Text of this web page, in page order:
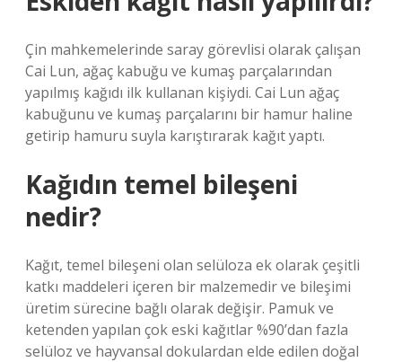
Çin mahkemelerinde saray görevlisi olarak çalışan
Cai Lun, ağaç kabuğu ve kumaş parçalarından
yapılmış kağıdı ilk kullanan kişiydi. Cai Lun ağaç
kabuğunu ve kumaş parçalarını bir hamur haline
getirip hamuru suyla karıştırarak kağıt yaptı.
Kağıdın temel bileşeni
nedir?
Kağıt, temel bileşeni olan selüloza ek olarak çeşitli
katkı maddeleri içeren bir malzemedir ve bileşimi
üretim sürecine bağlı olarak değişir. Pamuk ve
ketenden yapılan çok eski kağıtlar %90’dan fazla
selüloz ve hayvansal dokulardan elde edilen doğal